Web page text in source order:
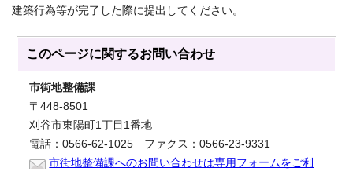
建築行為等が完了した際に提出してください。
このページに関するお問い合わせ
市街地整備課
〒448-8501
刈谷市東陽町1丁目1番地
電話：0566-62-1025 ファクス：0566-23-9331
市街地整備課へのお問い合わせは専用フォームをご利